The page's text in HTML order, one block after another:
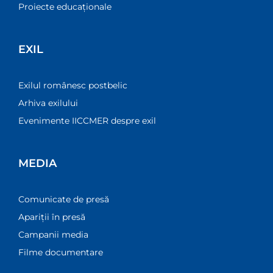
Proiecte educaționale
EXIL
Exilul românesc postbelic
Arhiva exilului
Evenimente IICCMER despre exil
MEDIA
Comunicate de presă
Apariții în presă
Campanii media
Filme documentare